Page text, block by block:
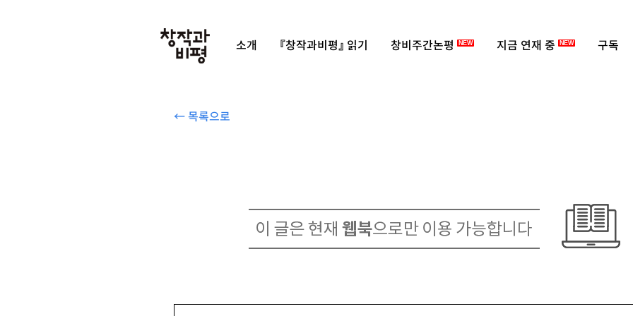
소개 『창작과비평』 읽기 창비주간논평 NEW 지금 연재 중 NEW 구독
← 목록으로